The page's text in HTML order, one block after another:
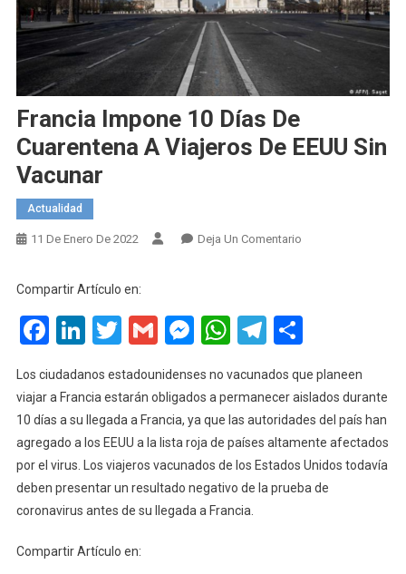
Francia Impone 10 Días De
Cuarentena A Viajeros De EEUU Sin
Vacunar
Actualidad
11 De Enero De 2022 Deja Un ComentarioEn
Días
De
Viajeros
De
EEUU
Sin
Vacunar
Compartir Artículo en:
Facebook
LinkedIn
Twitter
GmailMessenger
WhatsApp
Telegram
Los ciudadanos estadounidenses no vacunados que planeen
viajar a Francia estarán obligados a permanecer aislados durante
10 días a su llegada a Francia, ya que las autoridades del país han
agregado a los EEUU a la lista roja de países altamente afectados
por el virus. Los viajeros vacunados de los Estados Unidos todavía
deben presentar un resultado negativo de la prueba de
coronavirus antes de su llegada a Francia.
Compartir Artículo en: